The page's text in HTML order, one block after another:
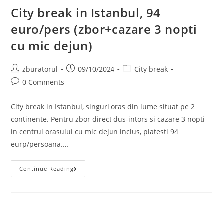
City break in Istanbul, 94
euro/pers (zbor+cazare 3 nopti
cu mic dejun)
Post
author:
zburatorul
Post09/10/2024
PostCity break
Post0 Comments
City break in Istanbul, singurl oras din lume situat pe 2
continente. Pentru zbor direct dus-intors si cazare 3 nopti
in centrul orasului cu mic dejun inclus, platesti 94
eurp/persoana.…
Continue ReadingCity
Break